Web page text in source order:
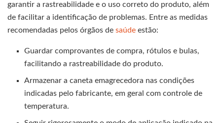
garantir a rastreabilidade e o uso correto do produto, além
de facilitar a identificação de problemas. Entre as medidas
recomendadas pelos órgãos de saúde estão:
Guardar comprovantes de compra, rótulos e bulas,
facilitando a rastreabilidade do produto.
Armazenar a caneta emagrecedora nas condições
indicadas pelo fabricante, em geral com controle de
temperatura.